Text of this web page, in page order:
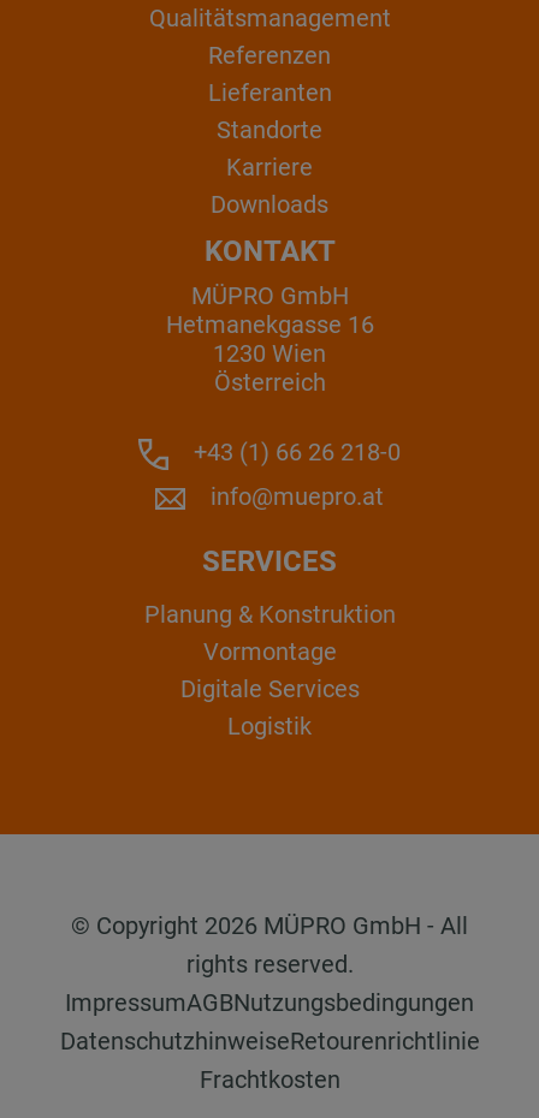
Qualitätsmanagement
Referenzen
Lieferanten
Standorte
Karriere
Downloads
KONTAKT
MÜPRO GmbH
Hetmanekgasse 16
1230 Wien
Österreich
+43 (1) 66 26 218-0
info@muepro.at
SERVICES
Planung & Konstruktion
Vormontage
Digitale Services
Logistik
© Copyright 2026 MÜPRO GmbH - All
rights reserved.
ImpressumAGBNutzungsbedingungen
DatenschutzhinweiseRetourenrichtlinie
Frachtkosten